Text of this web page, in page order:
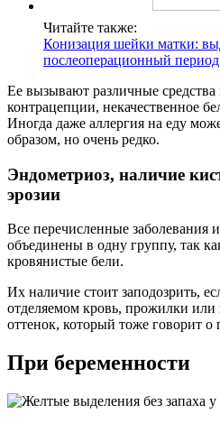
Читайте также:
Конизация шейки матки:
послеоперационный период
Ее вызывают различные средства
контрацепции, некачественное
Иногда даже аллергия на еду
образом, но очень редко.
Эндометриоз, наличие
эрозии
Все перечисленные заболевания
объединены в одну группу, так
кровянистые бели.
Их наличие стоит заподозрить,
отделяемом кровь, прожилки или
оттенок, который тоже говорит о
При беременности